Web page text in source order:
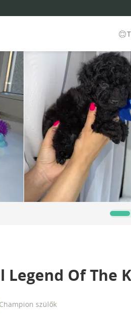
Legend Of The
Champion szülők